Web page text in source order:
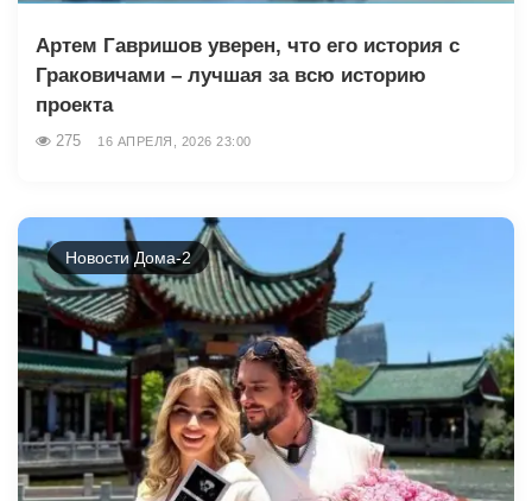
Артем Гавришов уверен, что его история с
Граковичами – лучшая за всю историю
проекта
275 16 АПРЕЛЯ, 2026 23:00
Новости Дома-2